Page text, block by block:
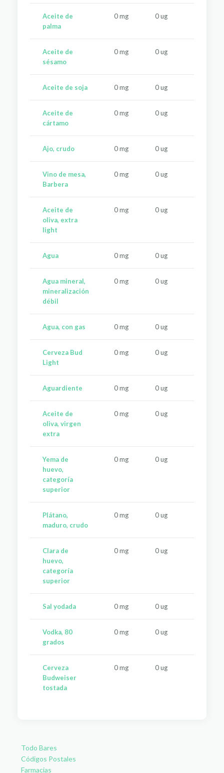
Aceite de
palma
0 mg 0 ug
Aceite de
sésamo
0 mg 0 ug
Aceite de soja 0 mg 0 ug
Aceite de
cártamo
0 mg 0 ug
Ajo, crudo 0 mg 0 ug
Vino de mesa,
Barbera
0 mg 0 ug
Aceite de
oliva, extra
light
0 mg 0 ug
Agua 0 mg 0 ug
Agua mineral,
mineralización
débil
0 mg 0 ug
Agua, con gas 0 mg 0 ug
Cerveza Bud
Light
0 mg 0 ug
Aguardiente 0 mg 0 ug
Aceite de
oliva, virgen
extra
0 mg 0 ug
Yema de
huevo,
categoría
superior
0 mg 0 ug
Plátano,
maduro, crudo
0 mg 0 ug
Clara de
huevo,
categoría
superior
0 mg 0 ug
Sal yodada 0 mg 0 ug
Vodka, 80
grados
0 mg 0 ug
Cerveza
Budweiser
tostada
0 mg 0 ug
Todo Bares
Códigos Postales
Farmacias